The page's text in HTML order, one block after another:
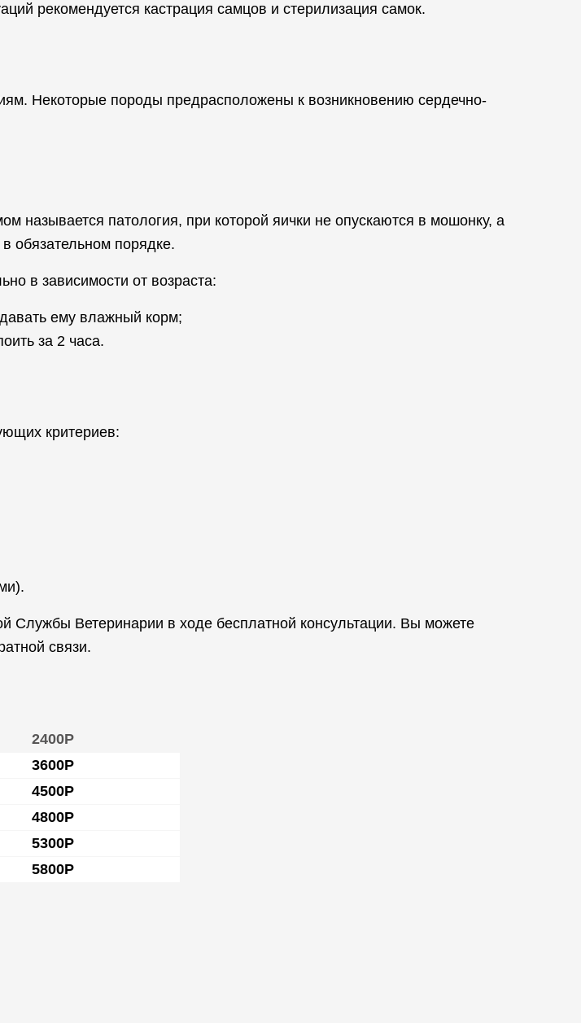
рекомендуется кастрация самцов и стерилизация самок.
Некоторые породы предрасположены к возникновению сердечно-
называется патология, при которой яички не опускаются в мошонку, а
обязательном порядке.
в зависимости от возраста:
ему влажный корм;
за 2 часа.
критериев:
Службы Ветеринарии в ходе бесплатной консультации. Вы можете
связи.
2400Р
3600Р
4500Р
4800Р
5300Р
5800Р